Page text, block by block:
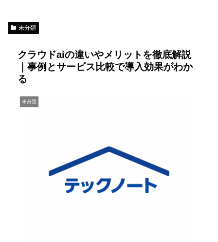
未分類
クラウドaiの違いやメリットを徹底解説
｜事例とサービス比較で導入効果がわか
る
未分類